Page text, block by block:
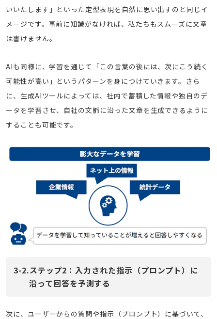
いいたします」といった定型表現を自然に思い出すのと同じイ
メージです。事前に知識がなければ、私たちもスムーズに文章
は書けません。
AIも同様に、学習を通じて「この言葉の後には、次にこう続く
可能性が高い」というパターンを身につけていきます。さら
に、生成AIツールによっては、社内で蓄積した情報や独自のデ
ータを学習させ、自社の文脈に沿った文章を生成できるように
することも可能です。
3-2.ステップ2：入力された指示（プロンプト）に
沿って回答を予測する
次に、ユーザーからの質問や指示（プロンプト）に基づいて、